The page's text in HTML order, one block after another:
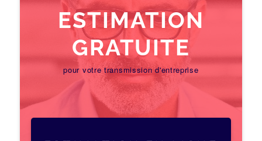
ESTIMATION
GRATUITE
pour votre transmission d'entreprise